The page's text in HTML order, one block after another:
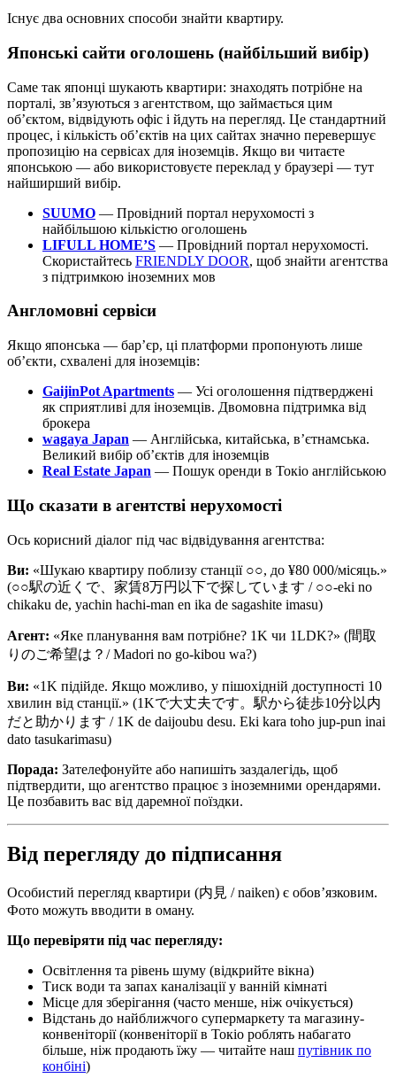
Існує два основних способи знайти квартиру.
Японські сайти оголошень (найбільший вибір)
Саме так японці шукають квартири: знаходять потрібне на
порталі, зв’язуються з агентством, що займається цим
об’єктом, відвідують офіс і йдуть на перегляд. Це стандартний
процес, і кількість об’єктів на цих сайтах значно перевершує
пропозицію на сервісах для іноземців. Якщо ви читаєте
японською — або використовуєте переклад у браузері — тут
найширший вибір.
SUUMO — Провідний портал нерухомості з
найбільшою кількістю оголошень
LIFULL HOME’S — Провідний портал нерухомості.
Скористайтесь FRIENDLY DOOR, щоб знайти агентства
з підтримкою іноземних мов
Англомовні сервіси
Якщо японська — бар’єр, ці платформи пропонують лише
об’єкти, схвалені для іноземців:
GaijinPot Apartments — Усі оголошення підтверджені
як сприятливі для іноземців. Двомовна підтримка від
брокера
wagaya Japan — Англійська, китайська, в’єтнамська.
Великий вибір об’єктів для іноземців
Real Estate Japan — Пошук оренди в Токіо англійською
Що сказати в агентстві нерухомості
Ось корисний діалог під час відвідування агентства:
Ви: «Шукаю квартиру поблизу станції ○○, до ¥80 000/місяць.»
(○○駅の近くで、家賃8万円以下で探しています / ○○-eki no
chikaku de, yachin hachi-man en ika de sagashite imasu)
Агент: «Яке планування вам потрібне? 1K чи 1LDK?» (間取
りのご希望は？/ Madori no go-kibou wa?)
Ви: «1K підійде. Якщо можливо, у пішохідній доступності 10
хвилин від станції.» (1Kで大丈夫です。駅から徒歩10分以内
だと助かります / 1K de daijoubu desu. Eki kara toho jup-pun inai
dato tasukarimasu)
Порада: Зателефонуйте або напишіть заздалегідь, щоб
підтвердити, що агентство працює з іноземними орендарями.
Це позбавить вас від даремної поїздки.
Від перегляду до підписання
Особистий перегляд квартири (内見 / naiken) є обов’язковим.
Фото можуть вводити в оману.
Що перевіряти під час перегляду:
Освітлення та рівень шуму (відкрийте вікна)
Тиск води та запах каналізації у ванній кімнаті
Місце для зберігання (часто менше, ніж очікується)
Відстань до найближчого супермаркету та магазину-
конвеніторії (конвеніторії в Токіо роблять набагато
більше, ніж продають їжу — читайте наш путівник по
конбіні)